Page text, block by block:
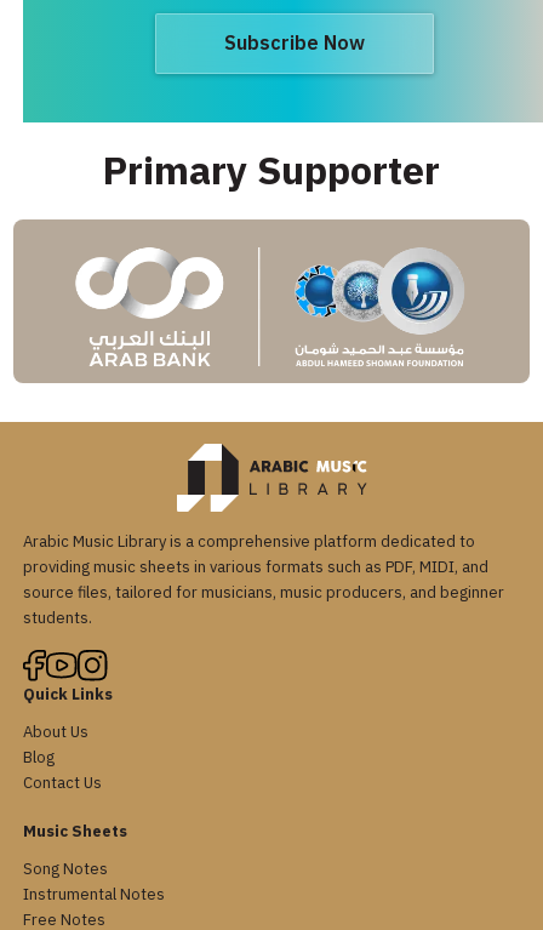
Subscribe Now
Primary Supporter
Arabic Music Library is a comprehensive platform dedicated to
providing music sheets in various formats such as PDF, MIDI, and
source files, tailored for musicians, music producers, and beginner
students.
Quick Links
About Us
Blog
Contact Us
Music Sheets
Song Notes
Instrumental Notes
Free Notes